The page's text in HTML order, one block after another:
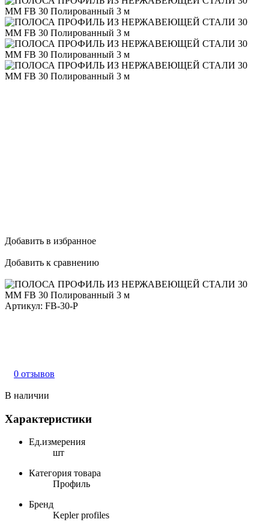
Добавить в избранное
Добавить к сравнению
Артикул: FB-30-P
0 отзывов
В наличии
Характеристики
Ед.измерения
шт
Категория товара
Профиль
Бренд
Kepler profiles